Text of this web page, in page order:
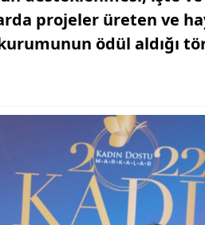
projeler üreten ve
ödül aldığı